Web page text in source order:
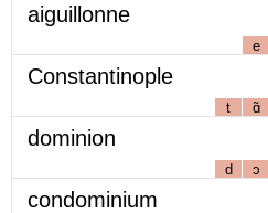
aiguillonne
e
Constantinople
t ɑ̃
dominion
d ɔ
condominium